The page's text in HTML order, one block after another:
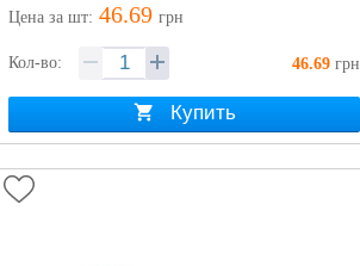
Цена за шт: 46.69 грн
Кол-во: 46.69 грн
Купить